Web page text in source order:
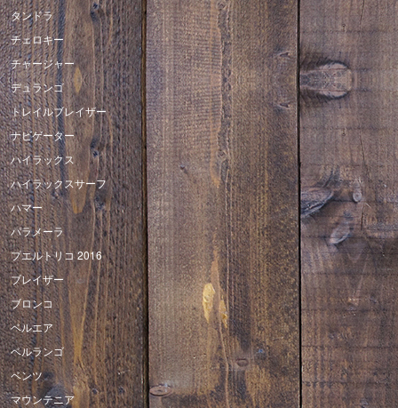
タンドラ
チェロキー
チャージャー
デュランゴ
トレイルブレイザー
ナビゲーター
ハイラックス
ハイラックスサーフ
ハマー
パラメーラ
プエルトリコ 2016
ブレイザー
ブロンコ
ベルエア
ベルランゴ
ベンツ
マウンテニア